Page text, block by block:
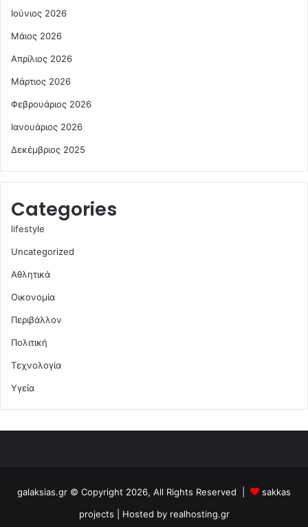
Ιούνιος 2026
Μάιος 2026
Απρίλιος 2026
Μάρτιος 2026
Φεβρουάριος 2026
Ιανουάριος 2026
Δεκέμβριος 2025
Categories
lifestyle
Uncategorized
Αθλητικά
Οικονομία
Περιβάλλον
Πολιτική
Τεχνολογία
Υγεία
galaksias.gr © Copyright 2026, All Rights Reserved |
sakkas
projects | Hosted by realhosting.gr